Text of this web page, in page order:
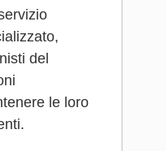
del
le loro